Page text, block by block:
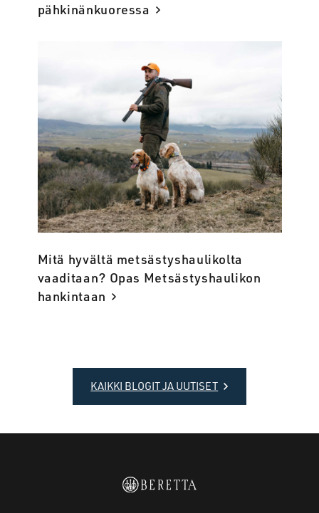
pähkinänkuoressa
Mitä hyvältä metsästyshaulikolta
vaaditaan? Opas Metsästyshaulikon
hankintaan
KAIKKI BLOGIT JA UUTISET